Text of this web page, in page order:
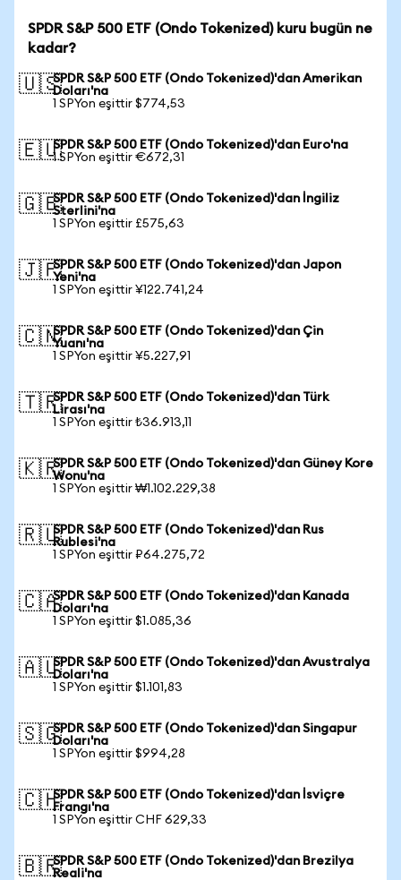
SPDR S&P 500 ETF (Ondo Tokenized) kuru bugün ne
kadar?
🇺🇸SPDR S&P 500 ETF (Ondo Tokenized)'dan Amerikan
Doları'na
1 SPYon eşittir $774,53
🇪🇺SPDR S&P 500 ETF (Ondo Tokenized)'dan Euro'na
1 SPYon eşittir €672,31
🇬🇧SPDR S&P 500 ETF (Ondo Tokenized)'dan İngiliz
Sterlini'na
1 SPYon eşittir £575,63
🇯🇵SPDR S&P 500 ETF (Ondo Tokenized)'dan Japon
Yeni'na
1 SPYon eşittir ¥122.741,24
🇨🇳SPDR S&P 500 ETF (Ondo Tokenized)'dan Çin
Yuanı'na
1 SPYon eşittir ¥5.227,91
🇹🇷SPDR S&P 500 ETF (Ondo Tokenized)'dan Türk
Lirası'na
1 SPYon eşittir ₺36.913,11
🇰🇷SPDR S&P 500 ETF (Ondo Tokenized)'dan Güney Kore
Wonu'na
1 SPYon eşittir ₩1.102.229,38
🇷🇺SPDR S&P 500 ETF (Ondo Tokenized)'dan Rus
Rublesi'na
1 SPYon eşittir ₽64.275,72
🇨🇦SPDR S&P 500 ETF (Ondo Tokenized)'dan Kanada
Doları'na
1 SPYon eşittir $1.085,36
🇦🇺SPDR S&P 500 ETF (Ondo Tokenized)'dan Avustralya
Doları'na
1 SPYon eşittir $1.101,83
🇸🇬SPDR S&P 500 ETF (Ondo Tokenized)'dan Singapur
Doları'na
1 SPYon eşittir $994,28
🇨🇭SPDR S&P 500 ETF (Ondo Tokenized)'dan İsviçre
Frangı'na
1 SPYon eşittir CHF 629,33
🇧🇷SPDR S&P 500 ETF (Ondo Tokenized)'dan Brezilya
Reali'na